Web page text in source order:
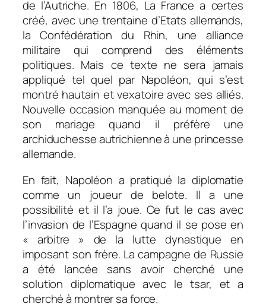
de l’Autriche. En 1806, La France a certes
créé, avec une trentaine d’Etats allemands,
la Confédération du Rhin, une alliance
militaire qui comprend des éléments
politiques. Mais ce texte ne sera jamais
appliqué tel quel par Napoléon, qui s’est
montré hautain et vexatoire avec ses alliés.
Nouvelle occasion manquée au moment de
son mariage quand il préfère une
archiduchesse autrichienne à une princesse
allemande.
En fait, Napoléon a pratiqué la diplomatie
comme un joueur de belote. Il a une
possibilité et il l’a joue. Ce fut le cas avec
l’invasion de l’Espagne quand il se pose en
« arbitre » de la lutte dynastique en
imposant son frère. La campagne de Russie
a été lancée sans avoir cherché une
solution diplomatique avec le tsar, et a
cherché à montrer sa force.